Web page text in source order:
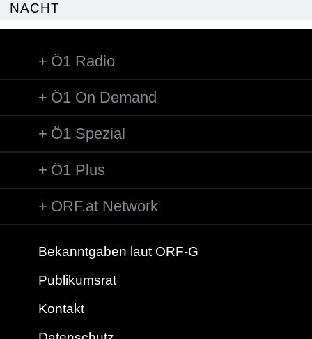
NACHT
Ö1 Radio
Ö1 On Demand
Ö1 Spezial
Ö1 Plus
ORF.at Network
Bekanntgaben laut ORF-G
Publikumsrat
Kontakt